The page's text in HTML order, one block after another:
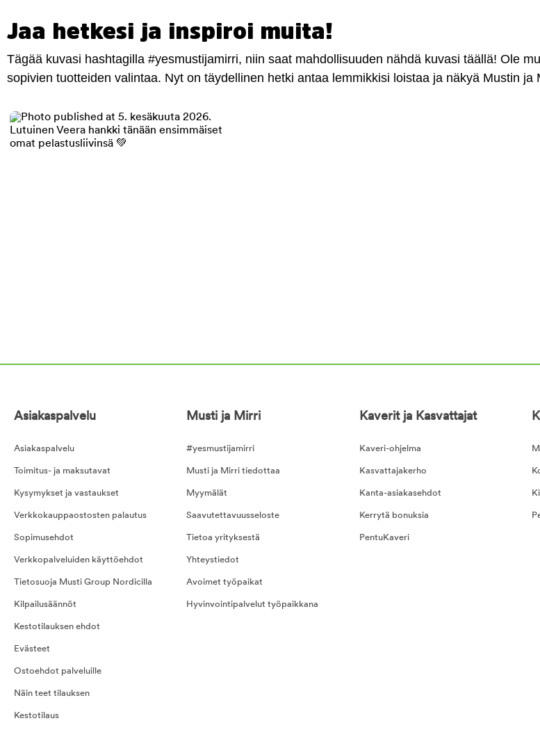
Jaa hetkesi ja inspiroi muita!
Tägää kuvasi hashtagilla #yesmustijamirri, niin saat mahdollisuuden nähdä kuvasi täällä! Ole
sopivien tuotteiden valintaa. Nyt on täydellinen hetki antaa lemmikkisi loistaa ja näkyä Mustin ja
Asiakaspalvelu
Asiakaspalvelu
Toimitus- ja maksutavat
Kysymykset ja vastaukset
Verkkokauppaostosten palautus
Sopimusehdot
Verkkopalveluiden käyttöehdot
Tietosuoja Musti Group Nordicilla
Kilpailusäännöt
Kestotilauksen ehdot
Evästeet
Ostoehdot palveluille
Näin teet tilauksen
Kestotilaus
Musti ja Mirri
#yesmustijamirri
Musti ja Mirri tiedottaa
Myymälät
Saavutettavuusseloste
Tietoa yrityksestä
Yhteystiedot
Avoimet työpaikat
Hyvinvointipalvelut työpaikkana
Kaverit ja Kasvattajat
Kaveri-ohjelma
Kasvattajakerho
Kanta-asiakasehdot
Kerrytä bonuksia
PentuKaveri